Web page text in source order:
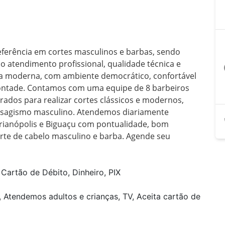
em cortes masculinos e barbas, sendo
atendimento profissional, qualidade técnica e
moderna, com ambiente democrático, confortável
Contamos com uma equipe de 8 barbeiros
para realizar cortes clássicos e modernos,
masculino. Atendemos diariamente
e Biguaçu com pontualidade, bom
de cabelo masculino e barba. Agende seu
de Débito, Dinheiro, PIX
adultos e crianças, TV, Aceita cartão de